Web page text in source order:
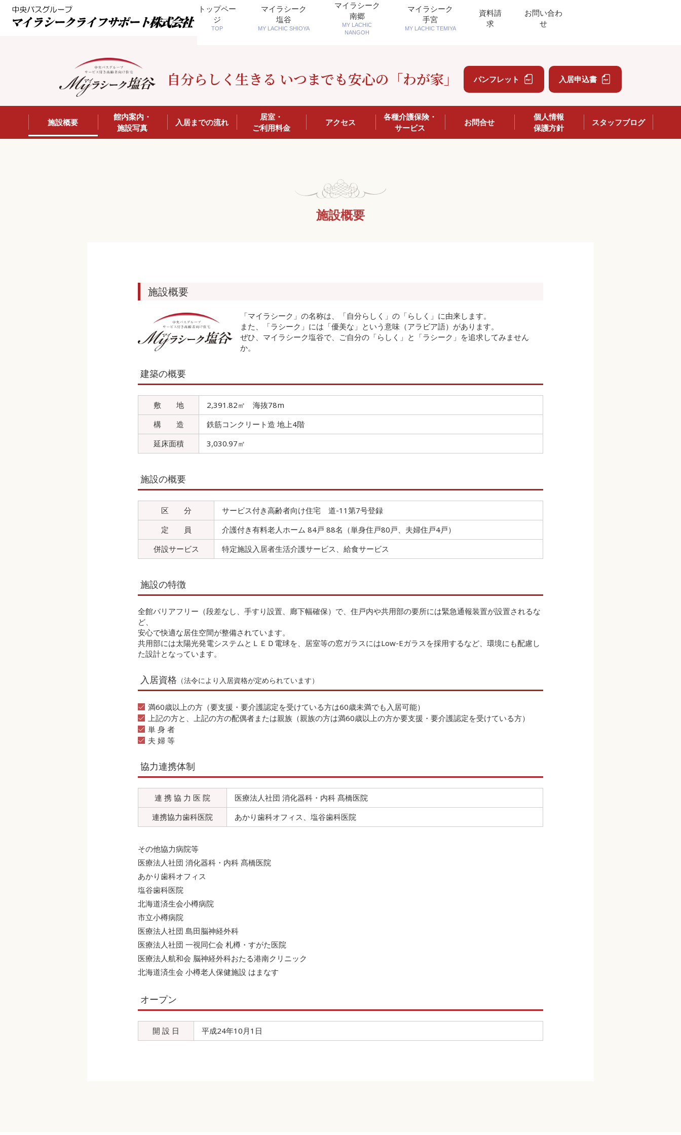
トップペー
ジ
TOP
マイラシーク
塩谷
MY LACHIC SHIOYA
マイラシーク
南郷
MY LACHIC
NANGOH
マイラシーク
手宮
MY LACHIC TEMIYA
資料請
求
お問い合わ
せ
自分らしく生きる いつまでも安心の「わが家」 パンフレット 入居申込書
施設概要
館内案内・
施設写真
入居までの流れ
居室・
ご利用料金
アクセス
各種介護保険・
サービス
お問合せ
個人情報
保護方針
スタッフブログ
施設概要
施設概要
「マイラシーク」の名称は、「自分らしく」の「らしく」に由来します。
また、「ラシーク」には「優美な」という意味（アラビア語）があります。
ぜひ、マイラシーク塩谷で、ご自分の「らしく」と「ラシーク」を追求してみません
か。
建築の概要
敷 地
2,391.82㎡ 海抜78m
構 造
鉄筋コンクリート造 地上4階
延床面積
3,030.97㎡
施設の概要
区 分
サービス付き高齢者向け住宅 道-11第7号登録
定 員
介護付き有料老人ホーム 84戸 88名（単身住戸80戸、夫婦住戸4戸）
併設サービス
特定施設入居者生活介護サービス、給食サービス
施設の特徴
全館バリアフリー（段差なし、手すり設置、廊下幅確保）で、住戸内や共用部の要所には緊急通報装置が設置されるな
ど、
安心で快適な居住空間が整備されています。
共用部には太陽光発電システムとＬＥＤ電球を、居室等の窓ガラスにはLow-Eガラスを採用するなど、環境にも配慮し
た設計となっています。
入居資格 （法令により入居資格が定められています）
満60歳以上の方（要支援・要介護認定を受けている方は60歳未満でも入居可能）
上記の方と、上記の方の配偶者または親族（親族の方は満60歳以上の方か要支援・要介護認定を受けている方）
単 身 者
夫 婦 等
協力連携体制
連 携 協 力 医 院
医療法人社団 消化器科・内科 髙橋医院
連携協力歯科医院
あかり歯科オフィス、塩谷歯科医院
その他協力病院等
医療法人社団 消化器科・内科 髙橋医院
あかり歯科オフィス
塩谷歯科医院
北海道済生会小樽病院
市立小樽病院
医療法人社団 島田脳神経外科
医療法人社団 一視同仁会 札樽・すがた医院
医療法人航和会 脳神経外科おたる港南クリニック
北海道済生会 小樽老人保健施設 はまなす
オープン
開 設 日 平成24年10月1日